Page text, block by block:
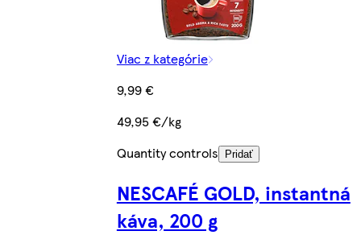
Viac z kategórie
9,99 €
49,95 €/kg
Quantity controls
Pridať
NESCAFÉ GOLD, instantná
káva, 200 g